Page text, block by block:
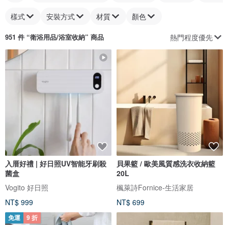
樣式 安裝方式 材質 顏色
951 件 “衛浴用品/浴室收納” 商品 熱門程度優先
入厝好禮 | 好日照UV智能牙刷殺
菌盒
Vogito 好日照
NT$ 999
貝果籃 / 歐美風質感洗衣收納籃
20L
楓萊詩Fornice-生活家居
NT$ 699
免運 9 折